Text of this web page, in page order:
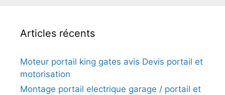
Articles récents
Moteur portail king gates avis Devis portail et
motorisation
Montage portail electrique garage / portail et